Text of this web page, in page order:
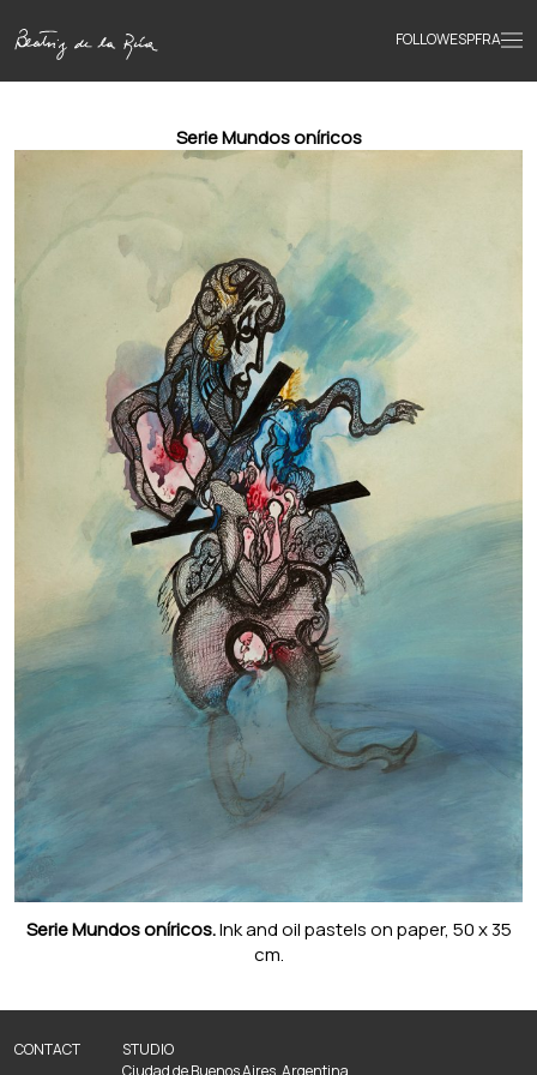
FOLLOWESPFRA
Home
Texts
Bio
Books
News
Serie Mundos oníricos
Serie Mundos oníricos.Ink and oil pastels on paper, 50 x 35
cm.
CONTACT
STUDIO
Ciudad de Buenos Aires, Argentina